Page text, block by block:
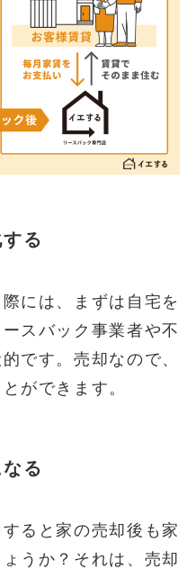
る
には、まずは自宅を
スバック事業者や不
です。売却なので、
ができます。
る
ると家の売却後も家
うか？それは、売却